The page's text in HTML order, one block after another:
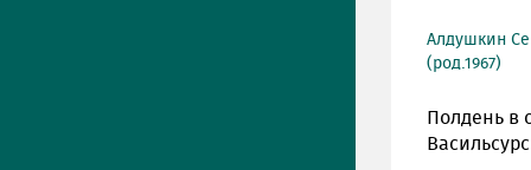
Алдушкин
(род.1967)
Полдень в